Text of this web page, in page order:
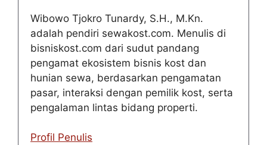
Wibowo Tjokro Tunardy, S.H., M.Kn.
adalah pendiri sewakost.com. Menulis di
bisniskost.com dari sudut pandang
pengamat ekosistem bisnis kost dan
hunian sewa, berdasarkan pengamatan
pasar, interaksi dengan pemilik kost, serta
pengalaman lintas bidang properti.
Profil Penulis